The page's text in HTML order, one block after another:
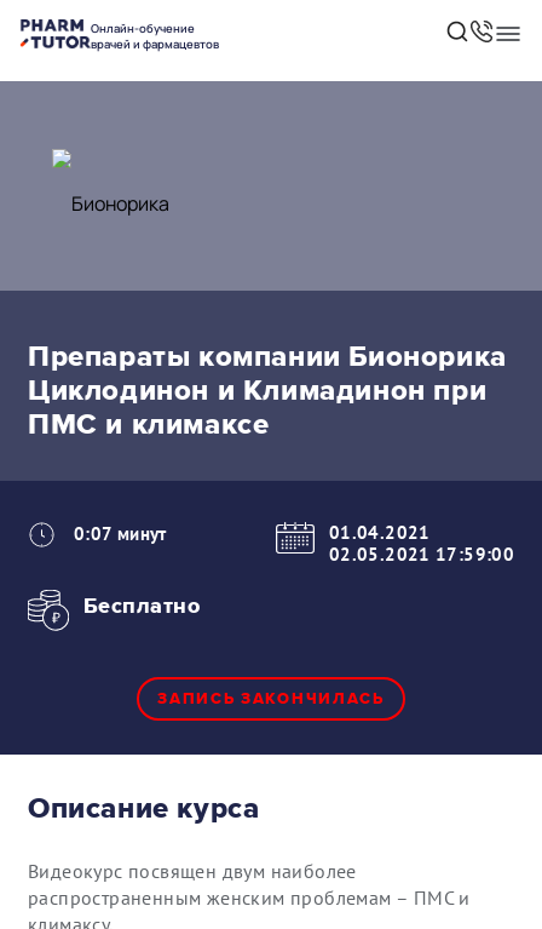
Онлайн-обучение
врачей и фармацевтов
Препараты компании Бионорика
Циклодинон и Климадинон при
ПМС и климаксе
0:07 минут
01.04.2021
02.05.2021 17:59:00
Бесплатно
ЗАПИСЬ ЗАКОНЧИЛАСЬ
Описание курса
Видеокурс посвящен двум наиболее
распространенным женским проблемам – ПМС и